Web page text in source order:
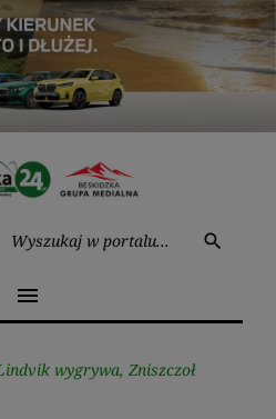
search
menu
wygrywa, Zniszczoł